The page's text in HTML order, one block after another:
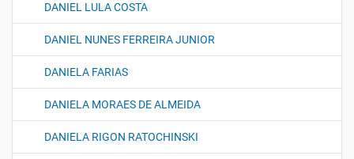
DANIEL LULA COSTA
DANIEL NUNES FERREIRA JUNIOR
DANIELA FARIAS
DANIELA MORAES DE ALMEIDA
DANIELA RIGON RATOCHINSKI